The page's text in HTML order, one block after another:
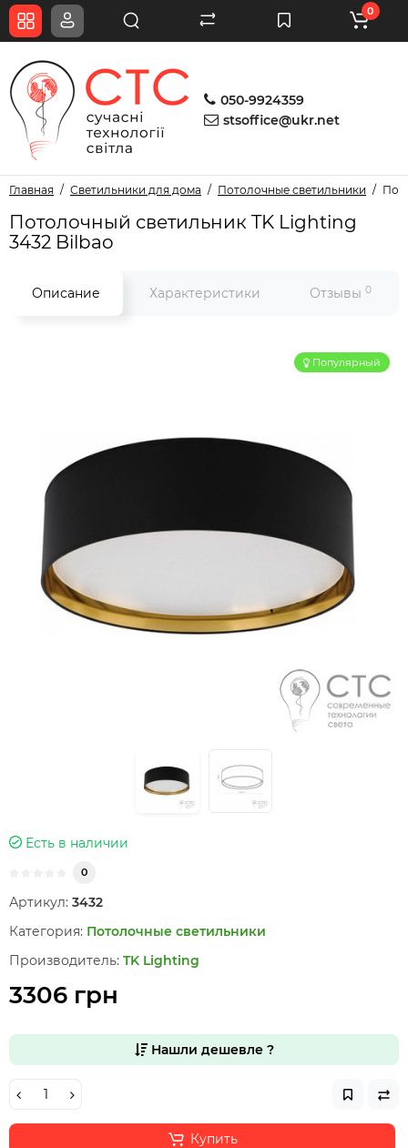
050-9924359
stsoffice@ukr.net
0
Главная Светильники для дома Потолочные светильники
Потолочный светильник TK Lighting
3432 Bilbao
Описание Характеристики Отзывы 0
Популярный
Есть в наличии
0
Артикул: 3432
Категория: Потолочные светильники
Производитель: TK Lighting
3306 грн
Нашли дешевле ?
Купить